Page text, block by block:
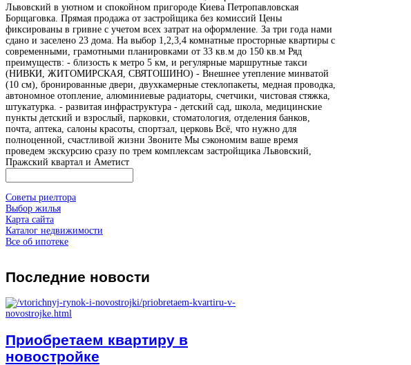
Львовский в уютном и спокойном пригороде Киева Петропавловская
Борщаговка. Прямая продажа от застройщика без комиссий Цены
фиксированы в гривне с учетом всех затрат на оформление. За три года нами
сдано и заселено 23 дома. На выбор 1,2,3,4 комнатные просторные квартиры с
современными, грамотными планировками от 33 кв.м до 150 кв.м Ряд
преимуществ: - близость к метро 5 км, и регулярные маршрутные такси
(НИВКИ, ЖИТОМИРСКАЯ, СВЯТОШИНО) - Внешнее утепление минватой
(10 см), бронированные двери, двухкамерные стеклопакеты, медная проводка,
автономное отопление, алюминиевые радиаторы, счетчики, чистовая стяжка,
штукатурка. - развитая инфраструктура - детский сад, школа, медицинские
пункты детский и взрослый, парковки, стоматология, отделения банков,
почта, аптека, салоны красоты, спортзал, церковь Всё, что нужно для
полноценной, счастливой жизни Звоните Мы сэкономим ваше время
проведем экскурсию сразу по трем комплексам застройщика Львовский,
Пражский квартал и Аметист
Советы риелтора
Выбор жилья
Карта сайта
Каталог недвижимости
Все об ипотеке
Последние новости
Приобретаем квартиру в
новостройке